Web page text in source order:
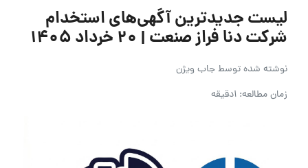
لیست جدیدترین آگهی‌های استخدام
شرکت دنا فراز صنعت | ۲۰ خرداد ۱۴۰۵
نوشته شده توسطجاب ویژن
زمان مطالعه: 1دقیقه